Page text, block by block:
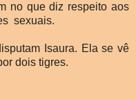
no que diz respeito aos
sexuais.
Isaura. Ela se vê
dois tigres.